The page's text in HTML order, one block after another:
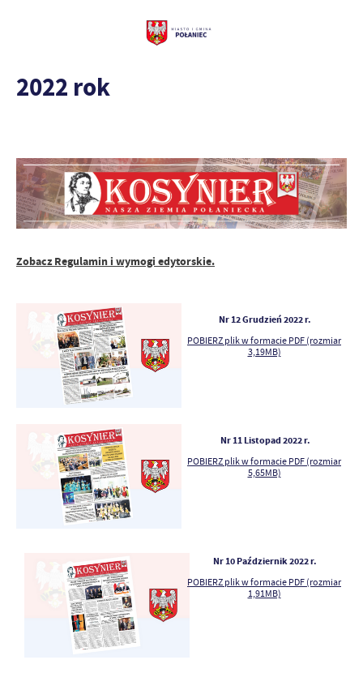
2022 rok
Zobacz Regulamin i wymogi edytorskie.
Nr 12 Grudzień 2022 r.
POBIERZ plik w formacie PDF (rozmiar
3,19MB)
Nr 11 Listopad 2022 r.
POBIERZ plik w formacie PDF (rozmiar
5,65MB)
Nr 10 Październik 2022 r.
POBIERZ plik w formacie PDF (rozmiar
1,91MB)